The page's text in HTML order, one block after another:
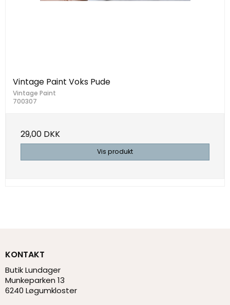
Vintage Paint Voks Pude
Vintage Paint
700307
29,00 DKK
Vis produkt
KONTAKT
Butik Lundager
Munkeparken 13
6240 Løgumkloster